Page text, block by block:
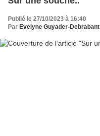
Publié le 27/10/2023 à 16:40
Par Evelyne Guyader-Debrabant